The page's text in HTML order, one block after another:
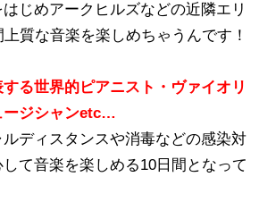
じめアークヒルズなどの近隣エリ
質な音楽を楽しめちゃうんです！
する世界的ピアニスト・ヴァイオリ
ージシャンetc…
ディスタンスや消毒などの感染対
て音楽を楽しめる10日間となって